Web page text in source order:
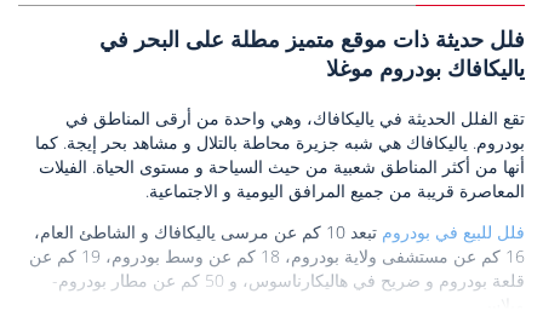
فلل حديثة ذات موقع متميز مطلة على البحر في
ياليكافاك بودروم موغلا
تقع الفلل الحديثة في ياليكافاك، وهي واحدة من أرقى المناطق في
بودروم. ياليكافاك هي شبه جزيرة محاطة بالتلال و مشاهد بحر إيجة. كما
أنها من أكثر المناطق شعبية من حيث السياحة و مستوى الحياة. الفيلات
المعاصرة قريبة من جميع المرافق اليومية و الاجتماعية.
فلل للبيع في بودروم
تبعد 10 كم عن مرسى ياليكافاك و الشاطئ العام،
16 كم عن مستشفى ولاية بودروم، 18 كم عن وسط بودروم، 19 كم عن
قلعة بودروم و ضريح في هاليكارناسوس، و 50 كم عن مطار بودروم-